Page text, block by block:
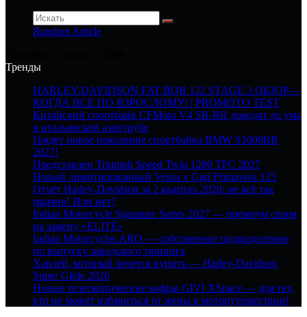
Random Article
Тренды
HARLEY-DAVIDSON FAT BOB 122 STAGE 3 ОБЗОР—
КОГДА ВСЕ ПО ВЗРОСЛОМУ! | PROMOTO TEST
Китайский спортбайк CFMoto V4 SR-RR доводят до ума
в итальянской аэротрубе
Грядет новое поколение спортбайка BMW S1000RR
2027!
Представлен Triumph Speed Twin 1200 TFC 2027
Новый лимитированный Vespa x Gigi Primavera 125
Отчёт Harley-Davidson за 2 квартал 2026: не всё так
мрачно! Или нет?
Indian Motorcycle Signature Series 2027 — премиум серия
на замену «ELITE»
Indian Motorcycles ARO — собственное подразделение
по выпуску заводского тюнинга
Харлей, который хочется купить — Harley-Davidson
Super Glide 2026
Новые телескопические кофры GIVI XSpace — для тех,
кто не может избавиться от жены в мотопутешествии!